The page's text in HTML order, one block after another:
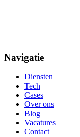
Navigatie
Diensten
Tech
Cases
Over ons
Blog
Vacatures
Contact